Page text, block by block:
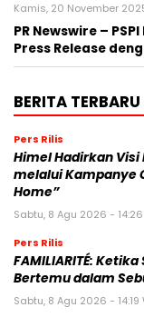
Kamis, 20 November
PR Newswire –
Press Release
BERITA TERBARU
Pers Rilis
Himel Hadirkan Visi
melalui Kampanye
Home”
Sabtu, 8 Agu 2026 - 14:26
Pers Rilis
FAMILIARITÉ:
Bertemu dalam
Sabtu, 8 Agu 2026 - 14:19